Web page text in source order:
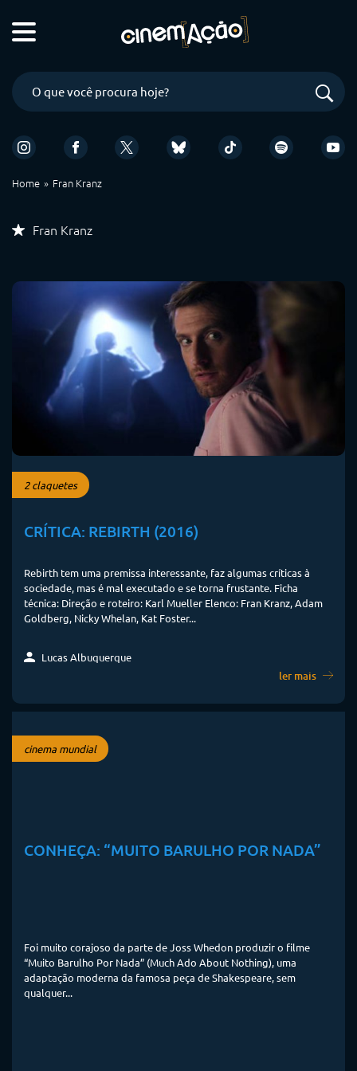
Home Fran Kranz
Fran Kranz
2 claquetes
CRÍTICA: REBIRTH (2016)
Rebirth tem uma premissa interessante, faz algumas críticas à
sociedade, mas é mal executado e se torna frustante. Ficha
técnica: Direção e roteiro: Karl Mueller Elenco: Fran Kranz, Adam
Goldberg, Nicky Whelan, Kat Foster...
Lucas Albuquerque
ler mais
cinema mundial
CONHEÇA: “MUITO BARULHO POR NADA”
Foi muito corajoso da parte de Joss Whedon produzir o filme
“Muito Barulho Por Nada” (Much Ado About Nothing), uma
adaptação moderna da famosa peça de Shakespeare, sem
qualquer...